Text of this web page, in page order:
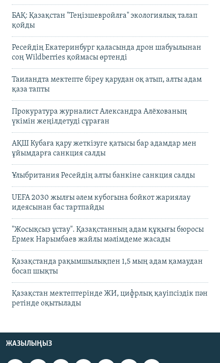
БАҚ: Қазақстан "Теңізшевройлға" экологиялық талап
қойды
Ресейдің Екатеринбург қаласында дрон шабуылынан
соң Wildberries қоймасы өртенді
Таиландта мектепте біреу қарудан оқ атып, алты адам
қаза тапты
Прокуратура журналист Александра Алёхованың
үкімін жеңілдетуді сұраған
АҚШ Кубаға қару жеткізуге қатысы бар адамдар мен
ұйымдарға санкция салды
Ұлыбритания Ресейдің алты банкіне санкция салды
UEFA 2030 жылғы әлем кубогына бойкот жариялау
идеясынан бас тартпайды
"Жосықсыз ұстау". Қазақстанның адам құқығы бюросы
Ермек Нарымбаев жайлы мәлімдеме жасады
Қазақстанда рақымшылықпен 1,5 мың адам қамаудан
босап шықты
Қазақстан мектептерінде ЖИ, цифрлық қауіпсіздік пән
ретінде оқытылады
ЖАЗЫЛЫҢЫЗ